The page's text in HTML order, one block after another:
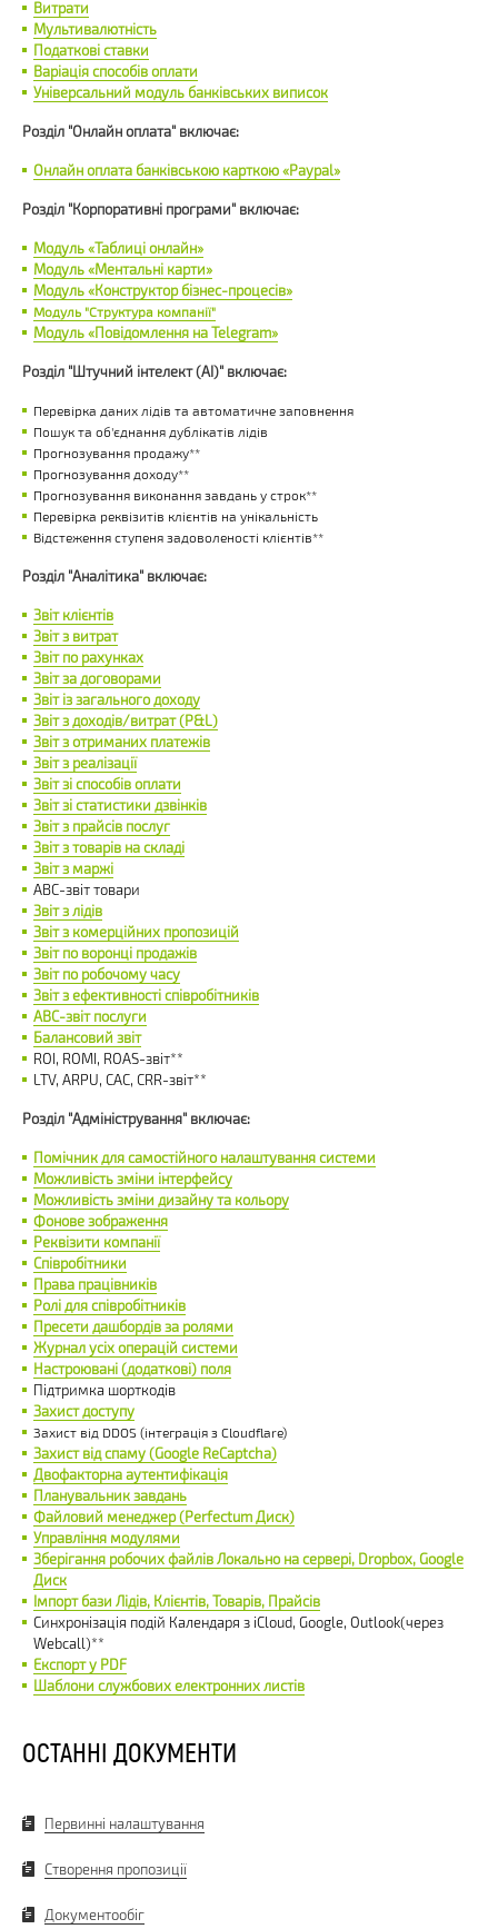
Витрати
Мультивалютність
Податкові ставки
Варіація способів оплати
Універсальний модуль банківських виписок
Розділ "Онлайн оплата" включає:
Онлайн оплата банківською карткою «Paypal»
Розділ "Корпоративні програми" включає:
Модуль «Таблиці онлайн»
Модуль «Ментальні карти»
Модуль «Конструктор бізнес-процесів»
Модуль "Структура компанії"
Модуль «Повідомлення на Telegram»
Розділ "Штучний інтелект (AI)" включає:
Перевірка даних лідів та автоматичне заповнення
Пошук та об'єднання дублікатів лідів
Прогнозування продажу**
Прогнозування доходу**
Прогнозування виконання завдань у строк**
Перевірка реквізитів клієнтів на унікальність
Відстеження ступеня задоволеності клієнтів**
Розділ "Аналітика" включає:
Звіт клієнтів
Звіт з витрат
Звіт по рахунках
Звіт за договорами
Звіт із загального доходу
Звіт з доходів/витрат (P&L)
Звіт з отриманих платежів
Звіт з реалізації
Звіт зі способів оплати
Звіт зі статистики дзвінків
Звіт з прайсів послуг
Звіт з товарів на складі
Звіт з маржі
ABC-звіт товари
Звіт з лідів
Звіт з комерційних пропозицій
Звіт по воронці продажів
Звіт по робочому часу
Звіт з ефективності співробітників
ABC-звіт послуги
Балансовий звіт
ROI, ROMI, ROAS-звіт**
LTV, ARPU, CAC, CRR-звіт**
Розділ "Адміністрування" включає:
Помічник для самостійного налаштування системи
Можливість зміни інтерфейсу
Можливість зміни дизайну та кольору
Фонове зображення
Реквізити компанії
Співробітники
Права працівників
Ролі для співробітників
Пресети дашбордів за ролями
Журнал усіх операцій системи
Настроювані (додаткові) поля
Підтримка шорткодів
Захист доступу
Захист від DDOS (інтеграція з Cloudflare)
Захист від спаму (Google ReCaptcha)
Двофакторна аутентифікація
Планувальник завдань
Файловий менеджер (Perfectum Диск)
Управління модулями
Зберігання робочих файлів Локально на сервері, Dropbox, Google
Диск
Імпорт бази Лідів, Клієнтів, Товарів, Прайсів
Синхронізація подій Календаря з iCloud, Google, Outlook(через
Webcall)**
Експорт у PDF
Шаблони службових електронних листів
ОСТАННІ ДОКУМЕНТИ
Первинні налаштування
Створення пропозиції
Документообіг